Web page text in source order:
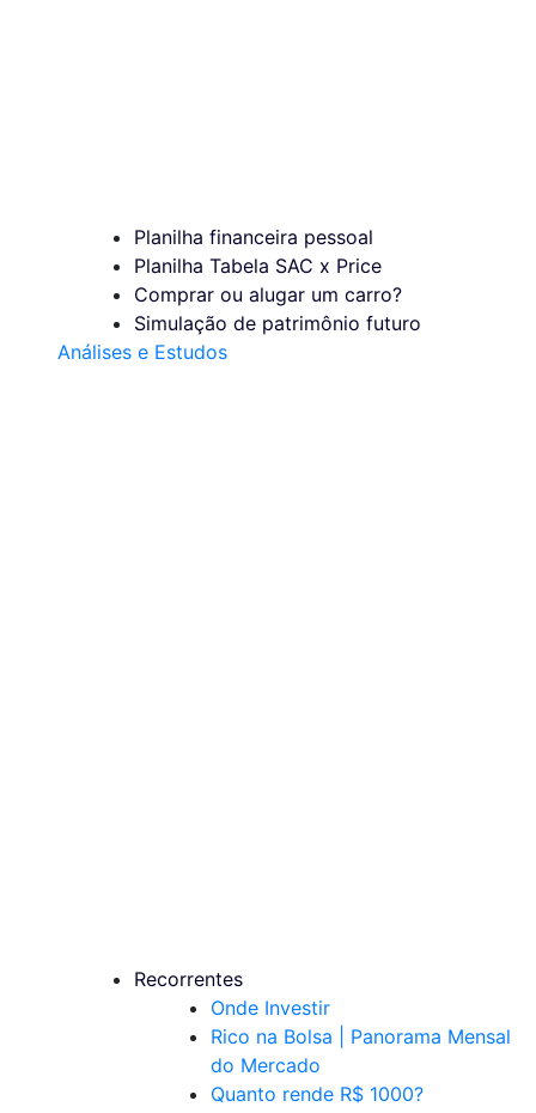
Planilha financeira pessoal
Planilha Tabela SAC x Price
Comprar ou alugar um carro?
Simulação de patrimônio futuro
Análises e Estudos
Recorrentes
Onde Investir
Rico na Bolsa | Panorama Mensal
do Mercado
Quanto rende R$ 1000?